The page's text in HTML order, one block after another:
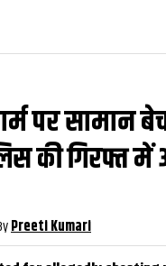
पर सामान
की गिरफ्त में
Preeti Kumari
देखें वीडियो